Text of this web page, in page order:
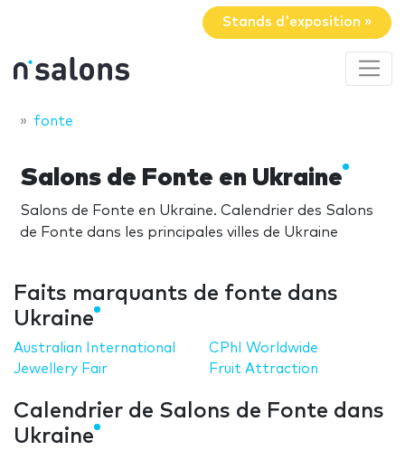
Stands d'exposition »
fonte
Salons de Fonte en Ukraine
Salons de Fonte en Ukraine. Calendrier des Salons
de Fonte dans les principales villes de Ukraine
Faits marquants de fonte dans
Ukraine
Australian International
Jewellery Fair
CPhI Worldwide
Fruit Attraction
Calendrier de Salons de Fonte dans
Ukraine